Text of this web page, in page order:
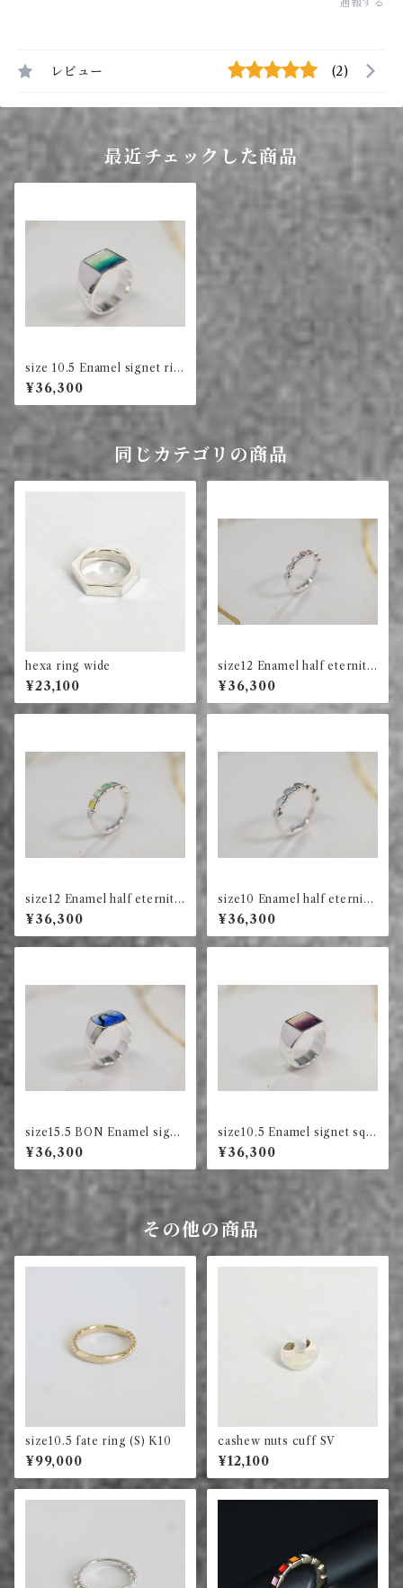
レビュー (2)
最近チェックした商品
size 10.5 Enamel signet rin
g square (green)
¥36,300
同じカテゴリの商品
hexa ring wide
¥23,100
size12 Enamel half eternity
ring circle (red)
¥36,300
size12 Enamel half eternity
ring square (green)
¥36,300
size10 Enamel half eternity
ring circle (ink)
¥36,300
size15.5 BON Enamel signe
t ring long square (blue)
¥36,300
size10.5 Enamel signet squ
are ring (violet)
¥36,300
その他の商品
size10.5 fate ring (S) K10
¥99,000
cashew nuts cuff SV
¥12,100